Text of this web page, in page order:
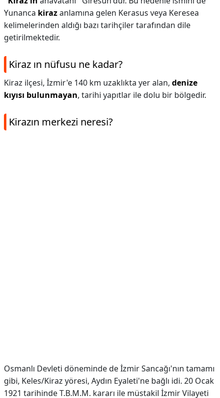
Yunanca kirazanlamına gelen Kerasus veya Keresea
kelimelerinden aldığı bazı tarihçiler tarafından dile
getirilmektedir.
Kiraz ın nüfusu ne kadar?
Kiraz ilçesi, İzmir'e 140 km uzaklıkta yer alan, denize
kıyısı bulunmayan, tarihi yapıtlar ile dolu bir bölgedir.
Kirazın merkezi neresi?
Osmanlı Devleti döneminde de İzmir Sancağı'nın tamamı
gibi, Keles/Kiraz yöresi, Aydın Eyaleti'ne bağlı idi. 20 Ocak
1921 tarihinde T.B.M.M. kararı ile müstakil İzmir Vilayeti